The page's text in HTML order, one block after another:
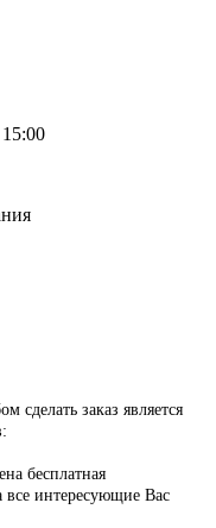
сделать заказ является
бесплатная
все интересующие Вас